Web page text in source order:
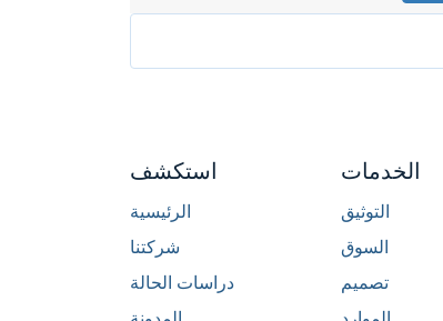
استكشف
الرئيسية
شركتنا
دراسات الحالة
الخدمات
التوثيق
السوق
تصميم